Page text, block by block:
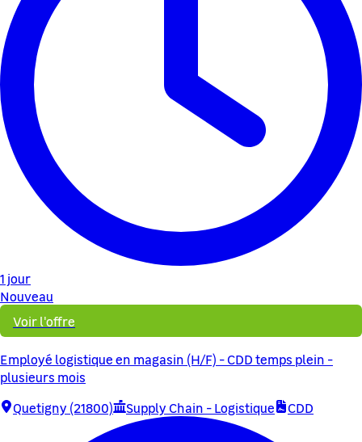
1 jour
Nouveau
Voir l'offre
Employé logistique en magasin (H/F) - CDD temps plein -
plusieurs mois
Quetigny (21800)
Supply Chain - Logistique CDD